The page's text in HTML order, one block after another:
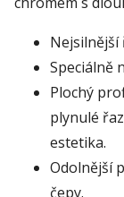
Nejsilnější
Speciálně
Plochý
plynulé
estetika.
Odolnější
čepy.